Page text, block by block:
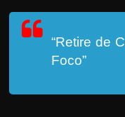
“Retire de
Foco”